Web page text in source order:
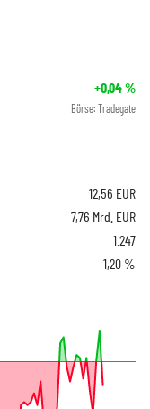
+0,04%
Börse: Tradegate
12,56 EUR
7,76 Mrd. EUR
1.247
1,20 %